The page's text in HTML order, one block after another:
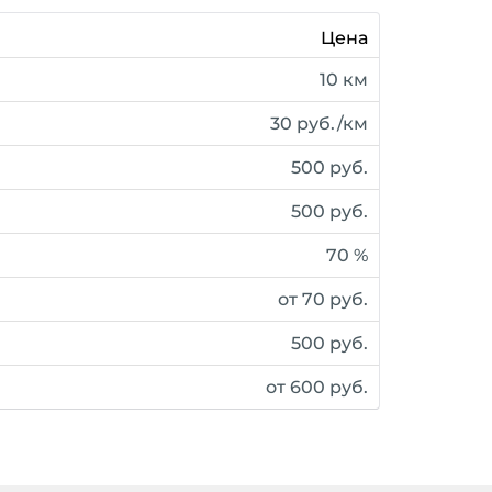
Цена
10 км
30 руб./км
500 руб.
500 руб.
70 %
от 70 руб.
500 руб.
от 600 руб.